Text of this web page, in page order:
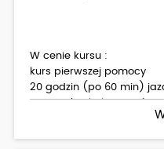
W cenie kursu :
kurs pierwszej pomocy
20 godzin (po 60 min)